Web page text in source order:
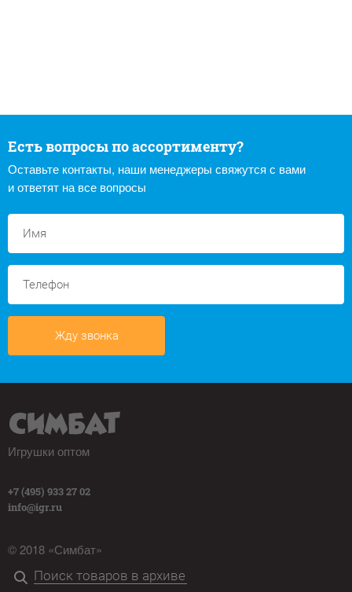
Есть вопросы по ассортименту?
Оставьте контакты, наши менеджеры свяжутся с вами
и ответят на все вопросы
Жду звонка
Игрушки оптом
+7 (495) 933 27 02
info@igr.ru
© 2018 «Симбат»